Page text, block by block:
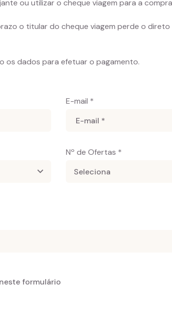
ou utilizar o cheque viagem para a
o titular do cheque viagem perde o direto
os dados para efetuar o pagamento.
E-mail *
Nº de Ofertas *
formulário